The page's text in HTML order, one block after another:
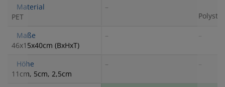
Material
PET
–
Maße
46x15x40cm (BxHxT)
– –
Höhe
11cm, 5cm, 2,5cm
– –